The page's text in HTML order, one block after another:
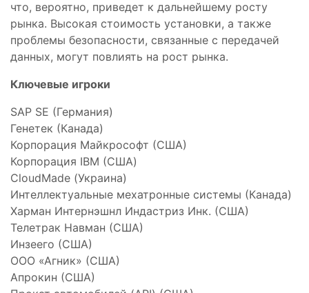
что, вероятно, приведет к дальнейшему росту
рынка. Высокая стоимость установки, а также
проблемы безопасности, связанные с передачей
данных, могут повлиять на рост рынка.
Ключевые игроки
SAP SE (Германия)
Генетек (Канада)
Корпорация Майкрософт (США)
Корпорация IBM (США)
CloudMade (Украина)
Интеллектуальные мехатронные системы (Канада)
Харман Интернэшнл Индастриз Инк. (США)
Телетрак Навман (США)
Инзеего (США)
ООО «Агник» (США)
Апрокин (США)